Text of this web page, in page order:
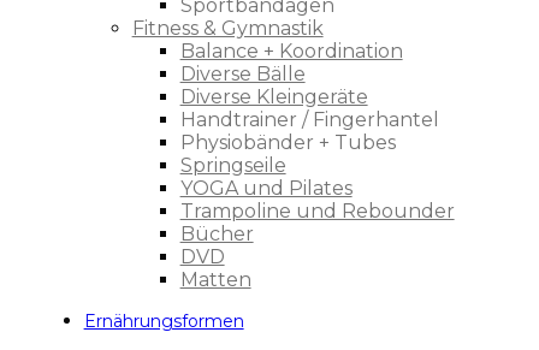
Sportbandagen
Fitness & Gymnastik
Balance + Koordination
Diverse Bälle
Diverse Kleingeräte
Handtrainer / Fingerhantel
Physiobänder + Tubes
Springseile
YOGA und Pilates
Trampoline und Rebounder
Bücher
DVD
Matten
Ernährungsformen